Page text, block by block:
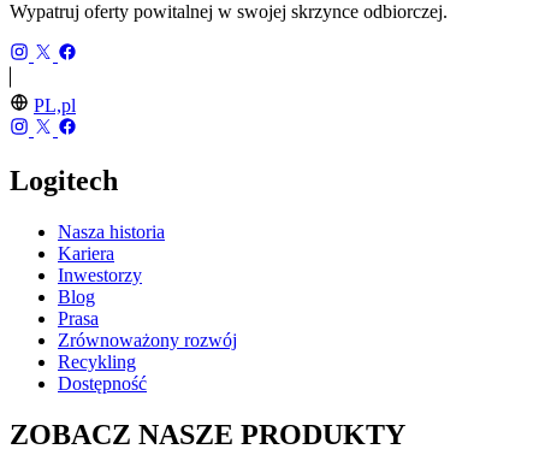
Wypatruj oferty powitalnej w swojej skrzynce odbiorczej.
PL,pl
Logitech
Nasza historia
Kariera
Inwestorzy
Blog
Prasa
Zrównoważony rozwój
Recykling
Dostępność
ZOBACZ NASZE PRODUKTY